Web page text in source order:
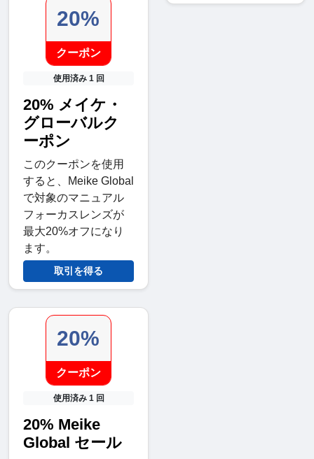
20%
クーポン
使用済み 1 回
20% メイケ・
グローバルク
ーポン
このクーポンを使用
すると、Meike Global
で対象のマニュアル
フォーカスレンズが
最大20%オフになり
ます。
取引を得る
20%
クーポン
使用済み 1 回
20% Meike
Global セール